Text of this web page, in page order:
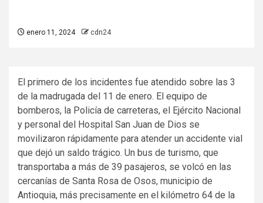
enero 11, 2024 cdn24
El primero de los incidentes fue atendido sobre las 3
de la madrugada del 11 de enero. El equipo de
bomberos, la Policía de carreteras, el Ejército Nacional
y personal del Hospital San Juan de Dios se
movilizaron rápidamente para atender un accidente vial
que dejó un saldo trágico. Un bus de turismo, que
transportaba a más de 39 pasajeros, se volcó en las
cercanías de Santa Rosa de Osos, municipio de
Antioquia, más precisamente en el kilómetro 64 de la